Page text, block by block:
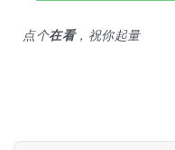
点个在看，祝你起量